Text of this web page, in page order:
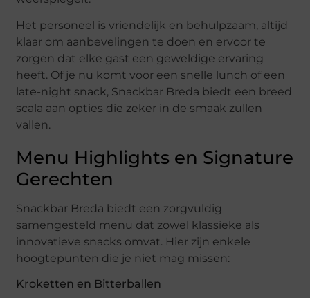
Het personeel is vriendelijk en behulpzaam, altijd
klaar om aanbevelingen te doen en ervoor te
zorgen dat elke gast een geweldige ervaring
heeft. Of je nu komt voor een snelle lunch of een
late-night snack, Snackbar Breda biedt een breed
scala aan opties die zeker in de smaak zullen
vallen.
Menu Highlights en Signature
Gerechten
Snackbar Breda biedt een zorgvuldig
samengesteld menu dat zowel klassieke als
innovatieve snacks omvat. Hier zijn enkele
hoogtepunten die je niet mag missen:
Kroketten en Bitterballen